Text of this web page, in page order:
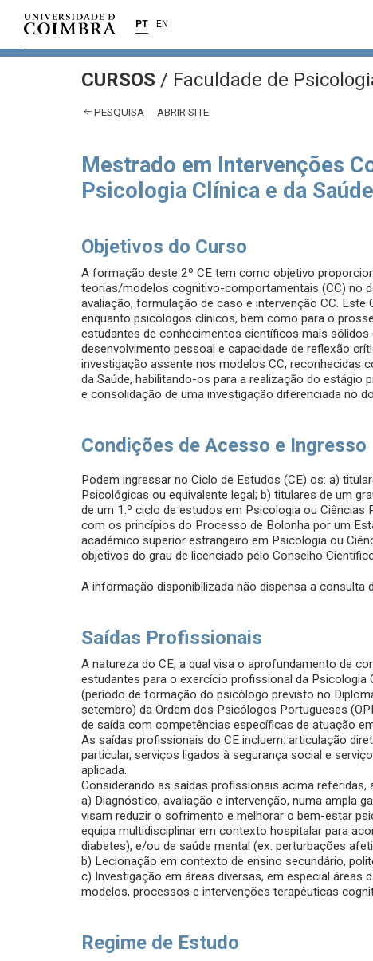
PT EN
CURSOS / Faculdade de
PESQUISA ABRIR SITE
Mestrado em Intervenções
Psicologia Clínica e da Saúde
Objetivos do Curso
A formação deste 2º CE tem como objetivo
teorias/modelos cognitivo-comportamentais (CC) no
avaliação, formulação de caso e intervenção CC.
enquanto psicólogos clínicos, bem como para o
estudantes de conhecimentos científicos mais
desenvolvimento pessoal e capacidade de reflexão
investigação assente nos modelos CC, reconhecidas
da Saúde, habilitando-os para a realização do estágio
e consolidação de uma investigação diferenciada no
Condições de Acesso e Ingresso
Podem ingressar no Ciclo de Estudos (CE) os: a)
Psicológicas ou equivalente legal; b) titulares de um
de um 1.º ciclo de estudos em Psicologia ou
com os princípios do Processo de Bolonha por um
académico superior estrangeiro em Psicologia ou
objetivos do grau de licenciado pelo Conselho
A informação disponibilizada não dispensa a consulta
Saídas Profissionais
A natureza do CE, a qual visa o aprofundamento de
estudantes para o exercício profissional da
(período de formação do psicólogo previsto no
setembro) da Ordem dos Psicólogos Portugueses
de saída com competências específicas de atuação
As saídas profissionais do CE incluem: articulação
particular, serviços ligados à segurança social e
aplicada.
Considerando as saídas profissionais acima
a) Diagnóstico, avaliação e intervenção, numa ampla
visam reduzir o sofrimento e melhorar o bem-estar
equipa multidisciplinar em contexto hospitalar para
diabetes), e/ou de saúde mental (ex. perturbações
b) Lecionação em contexto de ensino secundário,
c) Investigação em áreas diversas, em especial áreas
modelos, processos e intervenções terapêuticas
Regime de Estudo